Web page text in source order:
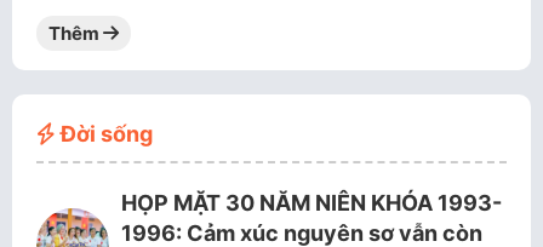
Thêm
Đời sống
HỌP MẶT 30 NĂM NIÊN KHÓA 1993-
1996: Cảm xúc nguyên sơ vẫn còn